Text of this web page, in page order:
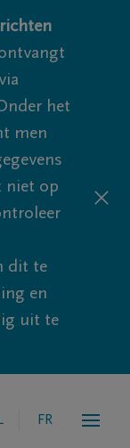
het
men
niet op
dit te
en
uit te
FR